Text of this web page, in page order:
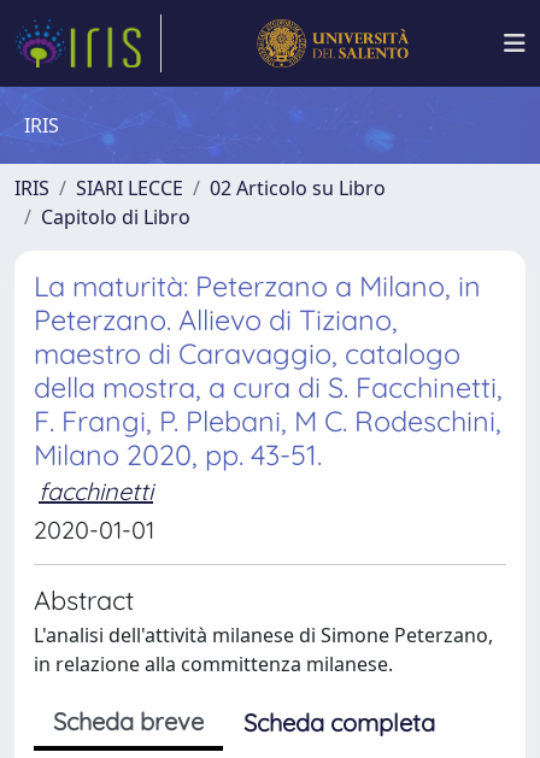
IRIS
IRIS SIARI LECCE
02 Articolo su Libro
Capitolo di Libro
La maturità: Peterzano a Milano, in
Peterzano. Allievo di Tiziano,
maestro di Caravaggio, catalogo
della mostra, a cura di S. Facchinetti,
F. Frangi, P. Plebani, M C. Rodeschini,
Milano 2020, pp. 43-51.
facchinetti
2020-01-01
Abstract
L'analisi dell'attività milanese di Simone Peterzano,
in relazione alla committenza milanese.
Scheda breve
Scheda completa